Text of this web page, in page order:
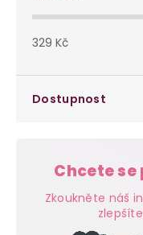
329 Kč
Dostupnost
Chcete
Zkoukněte náš